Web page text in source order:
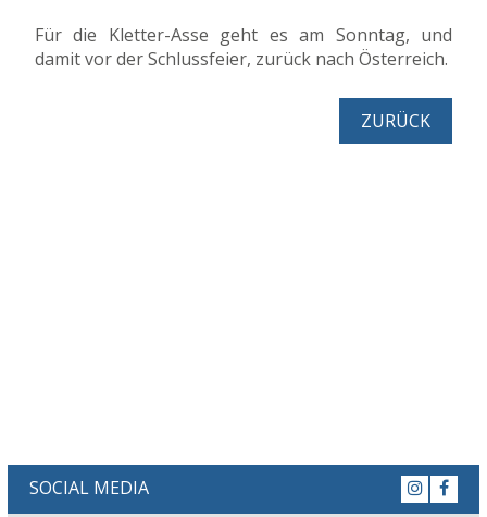
Für die Kletter-Asse geht es am Sonntag, und
damit vor der Schlussfeier, zurück nach Österreich.
ZURÜCK
SOCIAL MEDIA